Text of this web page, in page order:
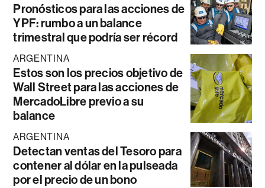
Pronósticos para las acciones de
YPF: rumbo a un balance
trimestral que podría ser récord
ARGENTINA
Estos son los precios objetivo de
Wall Street para las acciones de
MercadoLibre previo a su
balance
ARGENTINA
Detectan ventas del Tesoro para
contener al dólar en la pulseada
por el precio de un bono